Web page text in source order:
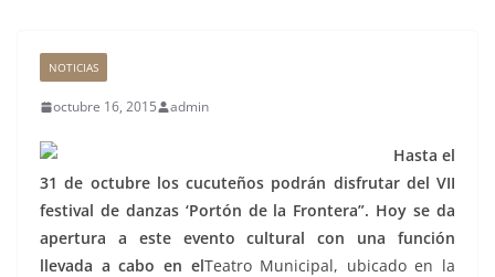
NOTICIAS
octubre 16, 2015 admin
Hasta el
31 de octubre los cucuteños podrán disfrutar del VII
festival de danzas ‘Portón de la Frontera”. Hoy se da
apertura a este evento cultural con una función
llevada a cabo en elTeatro Municipal, ubicado en la